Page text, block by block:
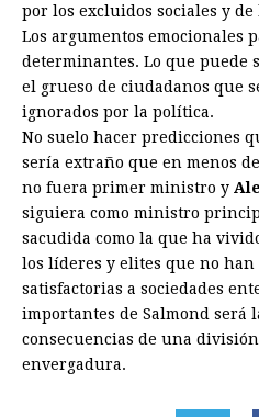
por los excluidos sociales y
Los argumentos emocionales
determinantes. Lo que puede
el grueso de ciudadanos que
ignorados por la política.
No suelo hacer predicciones
sería extraño que en menos
no fuera primer ministro y
siguiera como ministro
sacudida como la que ha
los líderes y elites que no han
satisfactorias a sociedades
importantes de Salmond será
consecuencias de una
envergadura.